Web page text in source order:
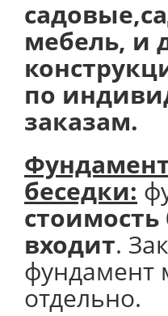
мебель, и
по
заказам.
беседки:
входит.
фундамент
отдельно.